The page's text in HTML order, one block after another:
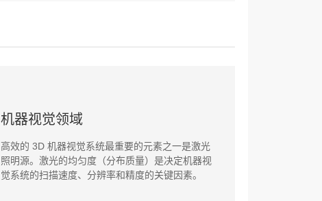
机器视觉领域
高效的 3D 机器视觉系统最重要的元素之一是激光
照明源。激光的均匀度（分布质量）是决定机器视
觉系统的扫描速度、分辨率和精度的关键因素。